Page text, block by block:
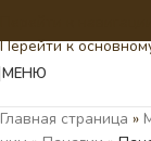
Перейти к
МЕНЮ
Главная страница »